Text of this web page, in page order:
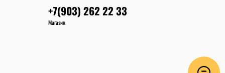
+7(903) 262 22 33
Магазин